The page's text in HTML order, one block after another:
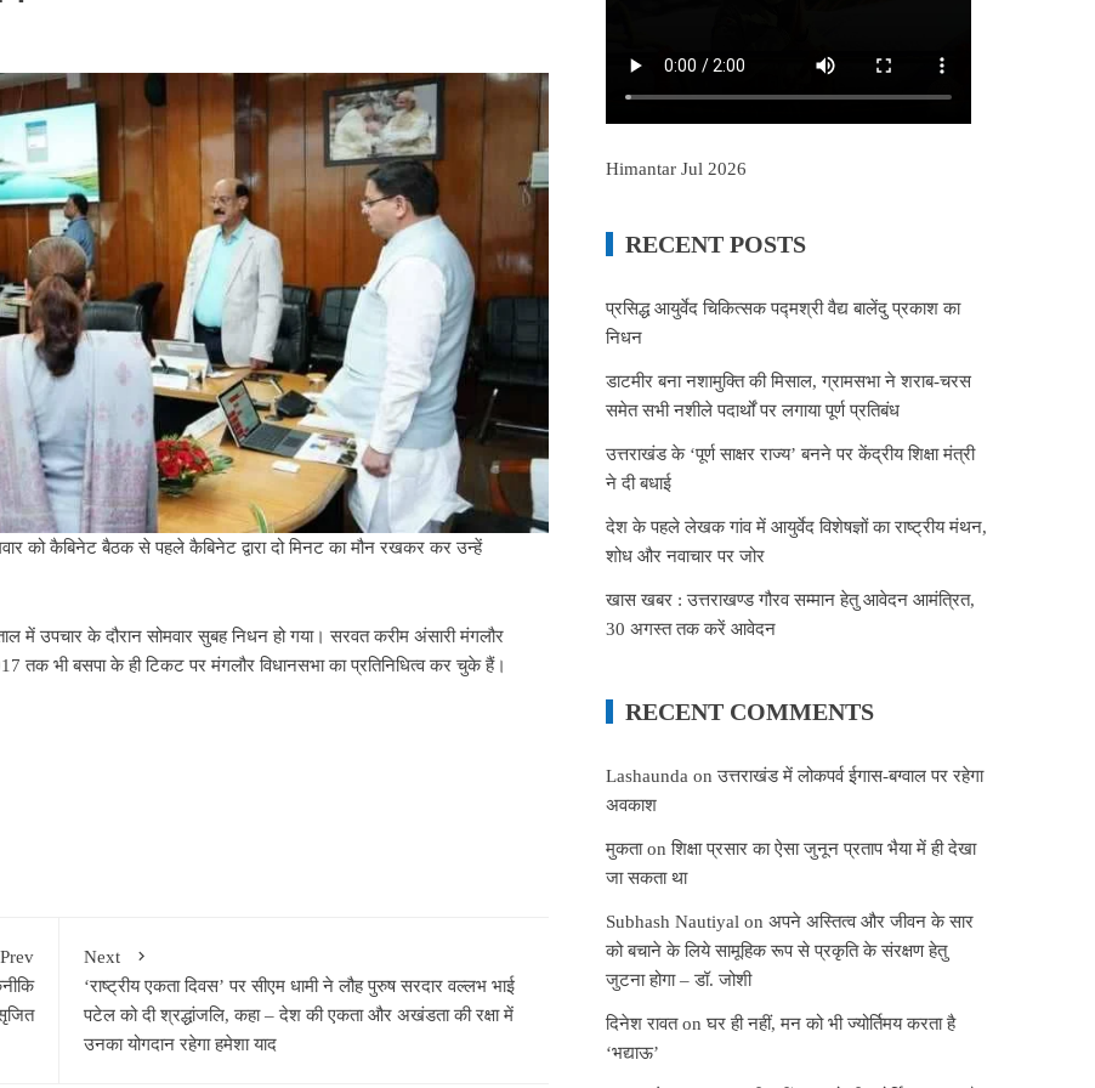
को कैबिनेट बैठक से पहले कैबिनेट द्वारा दो मिनट का मौन रखकर कर उन्हें
में उपचार के दौरान सोमवार सुबह निधन हो गया। सरवत करीम अंसारी मंगलौर
भी बसपा के ही टिकट पर मंगलौर विधानसभा का प्रतिनिधित्व कर चुके हैं।
Prev
Next
‘राष्ट्रीय एकता दिवस’ पर सीएम धामी ने लौह पुरुष सरदार वल्लभ भाई
पटेल को दी श्रद्धांजलि, कहा – देश की एकता और अखंडता की रक्षा में
उनका योगदान रहेगा हमेशा याद
Himantar Jul 2026
RECENT POSTS
प्रसिद्ध आयुर्वेद चिकित्सक पद्मश्री वैद्य बालेंदु प्रकाश का
निधन
डाटमीर बना नशामुक्ति की मिसाल, ग्रामसभा ने शराब-चरस
समेत सभी नशीले पदार्थों पर लगाया पूर्ण प्रतिबंध
उत्तराखंड के ‘पूर्ण साक्षर राज्य’ बनने पर केंद्रीय शिक्षा मंत्री
ने दी बधाई
देश के पहले लेखक गांव में आयुर्वेद विशेषज्ञों का राष्ट्रीय मंथन,
शोध और नवाचार पर जोर
खास खबर : उत्तराखण्ड गौरव सम्मान हेतु आवेदन आमंत्रित,
30 अगस्त तक करें आवेदन
RECENT COMMENTS
Lashaunda onउत्तराखंड में लोकपर्व ईगास-बग्वाल पर रहेगा
अवकाश
मुकताonशिक्षा प्रसार का ऐसा जुनून प्रताप भैया में ही देखा
जा सकता था
Subhash Nautiyal onअपने अस्तित्व और जीवन के सार
को बचाने के लिये सामूहिक रूप से प्रकृति के संरक्षण हेतु
जुटना होगा – डॉ. जोशी
दिनेश रावतonघर ही नहीं, मन को भी ज्योर्तिमय करता है
‘भद्याऊ’